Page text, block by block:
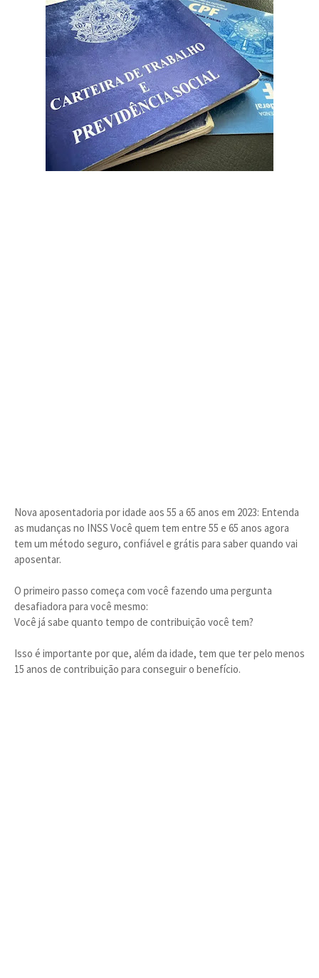
Nova aposentadoria por idade aos 55 a 65 anos em 2023: Entenda
as mudanças no INSS Você quem tem entre 55 e 65 anos agora
tem um método seguro, confiável e grátis para saber quando vai
aposentar.
O primeiro passo começa com você fazendo uma pergunta
desafiadora para você mesmo:
Você já sabe quanto tempo de contribuição você tem?
Isso é importante por que, além da idade, tem que ter pelo menos
15 anos de contribuição para conseguir o benefício.